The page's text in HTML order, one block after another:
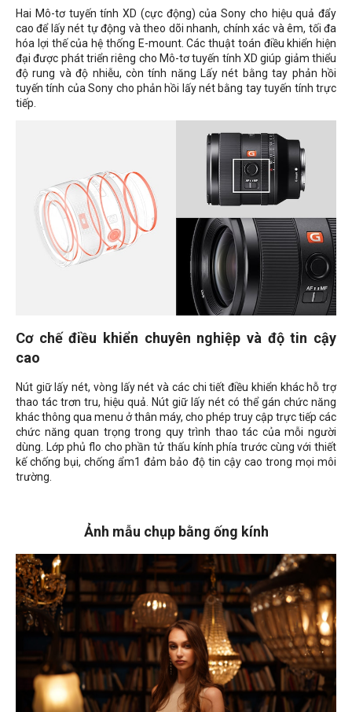
Hai Mô-tơ tuyến tính XD (cực động) của Sony cho hiệu quả đẩy
cao để lấy nét tự động và theo dõi nhanh, chính xác và êm, tối đa
hóa lợi thế của hệ thống E-mount. Các thuật toán điều khiển hiện
đại được phát triển riêng cho Mô-tơ tuyến tính XD giúp giảm thiểu
độ rung và độ nhiễu, còn tính năng Lấy nét bằng tay phản hồi
tuyến tính của Sony cho phản hồi lấy nét bằng tay tuyến tính trực
tiếp.
Cơ chế điều khiển chuyên nghiệp và độ tin cậy
cao
Nút giữ lấy nét, vòng lấy nét và các chi tiết điều khiển khác hỗ trợ
thao tác trơn tru, hiệu quả. Nút giữ lấy nét có thể gán chức năng
khác thông qua menu ở thân máy, cho phép truy cập trực tiếp các
chức năng quan trọng trong quy trình thao tác của mỗi người
dùng. Lớp phủ flo cho phần tử thấu kính phía trước cùng với thiết
kế chống bụi, chống ẩm1 đảm bảo độ tin cậy cao trong mọi môi
trường.
Ảnh mẫu chụp bằng ống kính